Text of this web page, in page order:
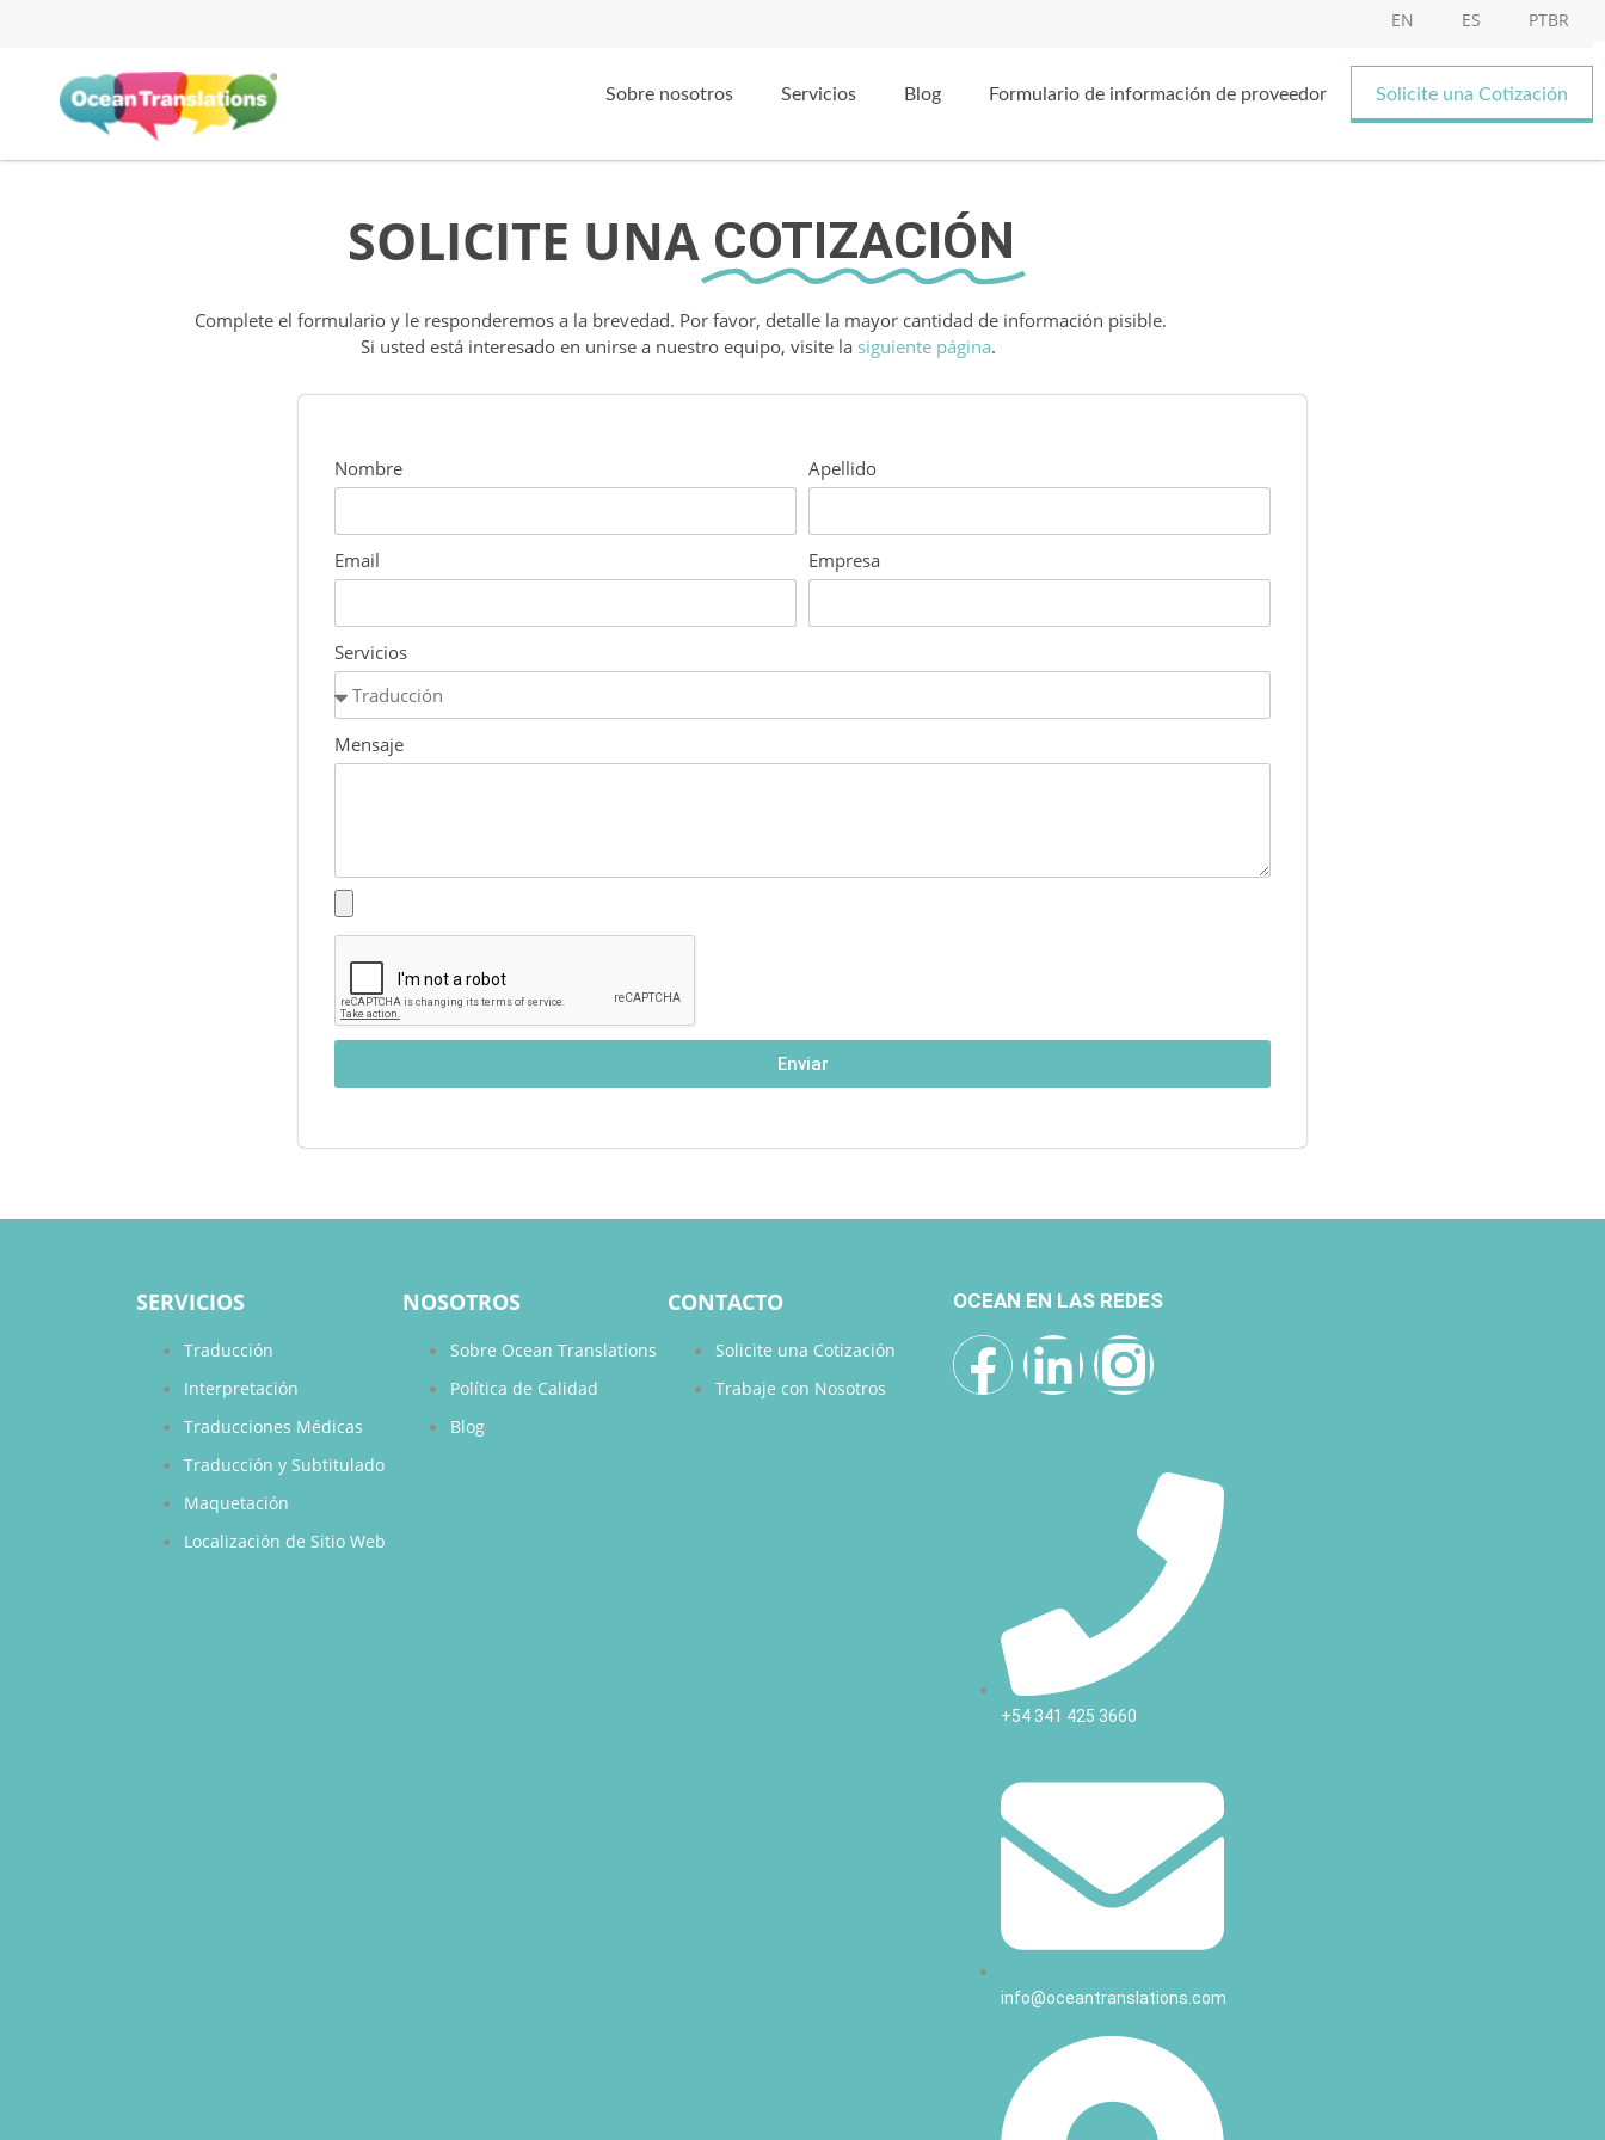
EN ES PTBR
Sobre nosotros Servicios Blog Formulario de información de proveedor Solicite una Cotización
SOLICITE UNA COTIZACIÓN
Complete el formulario y le responderemos a la brevedad. Por favor, detalle la mayor cantidad de información pisible.
Si usted está interesado en unirse a nuestro equipo, visite la siguiente página.
Nombre Apellido
Email Empresa
Servicios
Mensaje
Enviar
SERVICIOS
Traducción
Interpretación
Traducciones Médicas
Traducción y Subtitulado
Maquetación
Localización de Sitio Web
NOSOTROS
Sobre Ocean Translations
Política de Calidad
Blog
CONTACTO
Solicite una Cotización
Trabaje con Nosotros
OCEAN EN LAS REDES
+54 341 425 3660
info@oceantranslations.com